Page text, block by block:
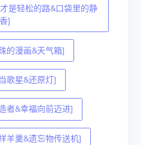
是轻松的路&口袋里的静
香]
的漫画&天气箱]
歌星&还原灯]
者&幸福向前迈进]
羊羹&遗忘物传送机]